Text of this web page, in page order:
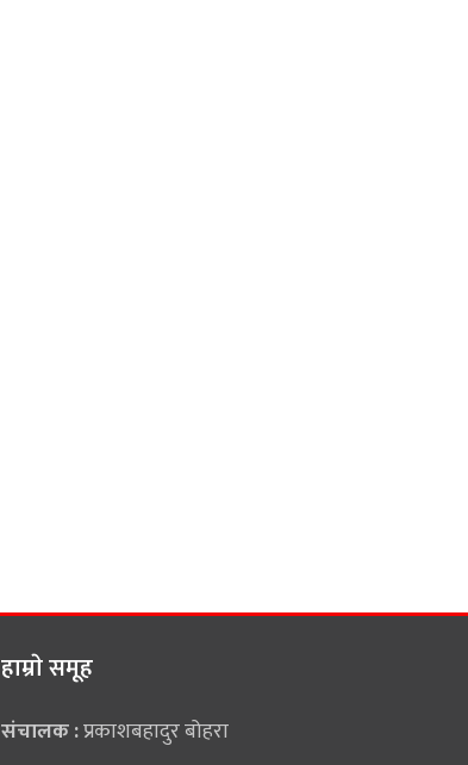
हाम्राे समूह
संचालक :प्रकाशबहादुर बोहरा